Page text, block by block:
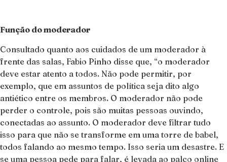
Função do moderador
Consultado quanto aos cuidados de um moderador à
frente das salas, Fabio Pinho disse que, “o moderador
deve estar atento a todos. Não pode permitir, por
exemplo, que em assuntos de política seja dito algo
antiético entre os membros. O moderador não pode
perder o controle, pois são muitas pessoas ouvindo,
conectadas ao assunto. O moderador deve filtrar tudo
isso para que não se transforme em uma torre de babel,
todos falando ao mesmo tempo. Isso seria um desastre. E
se uma pessoa pede para falar, é levada ao palco online